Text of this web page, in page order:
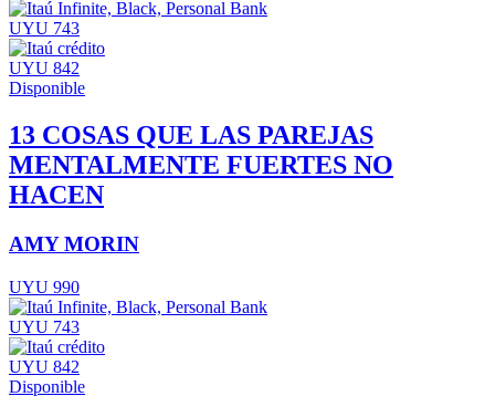
UYU 743
UYU 842
Disponible
13 COSAS QUE LAS PAREJAS
MENTALMENTE FUERTES NO
HACEN
AMY MORIN
UYU 990
UYU 743
UYU 842
Disponible